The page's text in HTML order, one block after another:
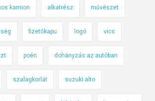
kamion alkatrész művészet
fizetőkapu logó vicc
poén dohányzás az autóban
szalagkorlát suzuki alto